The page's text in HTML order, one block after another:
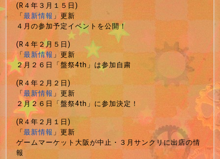
(R４年３月１５日)
「最新情報」更新
４月の参加予定イベントを公開！
(R４年２月５日)
「最新情報」更新
２月２６日「盤祭4th」は参加自粛
(R４年２月２日)
「最新情報」更新
２月２６日「盤祭4th」に参加決定！
(R４年２月１日)
「最新情報」更新
ゲームマーケット大阪が中止・３月サンクリに出店の情
報